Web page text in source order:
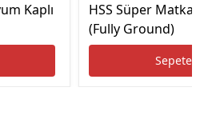
Kaplı
HSS Süper
(Fully Ground)
Sepete